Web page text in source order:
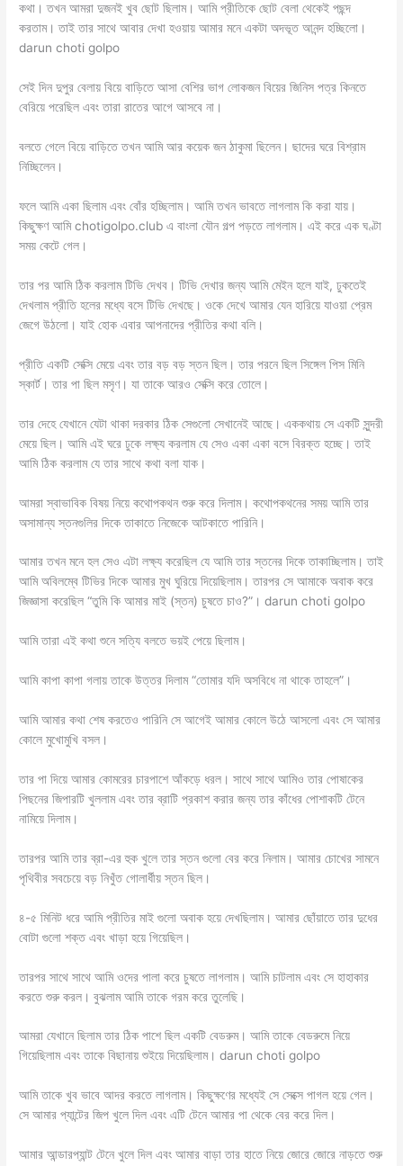
কথা। তখন আমরা দুজনই খুব ছোট ছিলাম। আমি প্রীতিকে ছোট বেলা থেকেই পছন্দ
করতাম। তাই তার সাথে আবার দেখা হওয়ায় আমার মনে একটা অদভূত আনন্দ হচ্ছিলো।
darun choti golpo
সেই দিন দুপুর বেলায় বিয়ে বাড়িতে আসা বেশির ভাগ লোকজন বিয়ের জিনিস পত্র কিনতে
বেরিয়ে পরেছিল এবং তারা রাতের আগে আসবে না।
বলতে গেলে বিয়ে বাড়িতে তখন আমি আর কয়েক জন ঠাকুমা ছিলেন। ছাদের ঘরে বিশ্রাম
নিচ্ছিলেন।
ফলে আমি একা ছিলাম এবং বোঁর হচ্ছিলাম। আমি তখন ভাবতে লাগলাম কি করা যায়।
কিছুক্ষণ আমি chotigolpo.club এ বাংলা যৌন গল্প পড়তে লাগলাম। এই করে এক ঘণ্টা
সময় কেটে গেল।
তার পর আমি ঠিক করলাম টিভি দেখব। টিভি দেখার জন্য আমি মেইন হলে যাই, ঢুকতেই
দেখলাম প্রীতি হলের মধ্যে বসে টিভি দেখছে। ওকে দেখে আমার যেন হারিয়ে যাওয়া প্রেম
জেগে উঠলো। যাই হোক এবার আপনাদের প্রীতির কথা বলি।
প্রীতি একটি সেক্সি মেয়ে এবং তার বড় বড় স্তন ছিল। তার পরনে ছিল সিঙ্গেল পিস মিনি
স্কার্ট। তার পা ছিল মসৃণ। যা তাকে আরও সেক্সি করে তোলে।
তার দেহে যেখানে যেটা থাকা দরকার ঠিক সেগুলো সেখানেই আছে। এককথায় সে একটি সুন্দরী
মেয়ে ছিল। আমি এই ঘরে ঢুকে লক্ষ্য করলাম যে সেও একা একা বসে বিরক্ত হচ্ছে। তাই
আমি ঠিক করলাম যে তার সাথে কথা বলা যাক।
আমরা স্বাভাবিক বিষয় নিয়ে কথোপকথন শুরু করে দিলাম। কথোপকথনের সময় আমি তার
অসামান্য স্তনগুলির দিকে তাকাতে নিজেকে আটকাতে পারিনি।
আমার তখন মনে হল সেও এটা লক্ষ্য করেছিল যে আমি তার স্তনের দিকে তাকাচ্ছিলাম। তাই
আমি অবিলম্বে টিভির দিকে আমার মুখ ঘুরিয়ে দিয়েছিলাম। তারপর সে আমাকে অবাক করে
জিজ্ঞাসা করেছিল “তুমি কি আমার মাই (স্তন) চুষতে চাও?”। darun choti golpo
আমি তারা এই কথা শুনে সত্যি বলতে ভয়ই পেয়ে ছিলাম।
আমি কাপা কাপা গলায় তাকে উত্তর দিলাম “তোমার যদি অসবিধে না থাকে তাহলে”।
আমি আমার কথা শেষ করতেও পারিনি সে আগেই আমার কোলে উঠে আসলো এবং সে আমার
কোলে মুখোমুখি বসল।
তার পা দিয়ে আমার কোমরের চারপাশে আঁকড়ে ধরল। সাথে সাথে আমিও তার পোষাকের
পিছনের জিপারটি খুললাম এবং তার ব্রাটি প্রকাশ করার জন্য তার কাঁধের পোশাকটি টেনে
নামিয়ে দিলাম।
তারপর আমি তার ব্রা-এর হুক খুলে তার স্তন গুলো বের করে নিলাম। আমার চোখের সামনে
পৃথিবীর সবচেয়ে বড় নিখুঁত গোলার্ধীয় স্তন ছিল।
৪-৫ মিনিট ধরে আমি প্রীতির মাই গুলো অবাক হয়ে দেখছিলাম। আমার ছোঁয়াতে তার দুধের
বোটা গুলো শক্ত এবং খাড়া হয়ে গিয়েছিল।
তারপর সাথে সাথে আমি ওদের পালা করে চুষতে লাগলাম। আমি চাটলাম এবং সে হাহাকার
করতে শুরু করল। বুঝলাম আমি তাকে গরম করে তুলেছি।
আমরা যেখানে ছিলাম তার ঠিক পাশে ছিল একটি বেডরুম। আমি তাকে বেডরুমে নিয়ে
গিয়েছিলাম এবং তাকে বিছানায় শুইয়ে দিয়েছিলাম। darun choti golpo
আমি তাকে খুব ভাবে আদর করতে লাগলাম। কিছুক্ষণের মধ্যেই সে সেক্সে পাগল হয়ে গেল।
সে আমার প্যান্টের জিপ খুলে দিল এবং এটি টেনে আমার পা থেকে বের করে দিল।
আমার আন্ডারপ্যান্ট টেনে খুলে দিল এবং আমার বাড়া তার হাতে নিয়ে জোরে জোরে নাড়তে শুরু